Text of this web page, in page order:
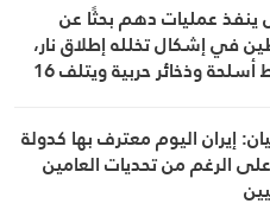
ينفذ عمليات دهم بحثًا عن
في إشكال تخلله إطلاق نار،
ويضبط أسلحة وذخائر حربية ويتلف 16
إيران اليوم معترف بها كدولة
الرغم من تحديات العامين